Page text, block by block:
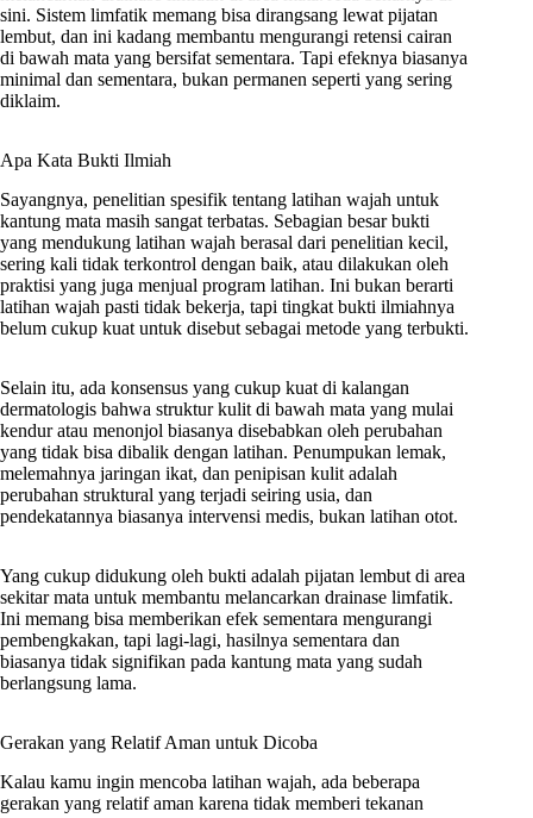
sini. Sistem limfatik memang bisa dirangsang lewat pijatan
lembut, dan ini kadang membantu mengurangi retensi cairan
di bawah mata yang bersifat sementara. Tapi efeknya biasanya
minimal dan sementara, bukan permanen seperti yang sering
diklaim.
Apa Kata Bukti Ilmiah
Sayangnya, penelitian spesifik tentang latihan wajah untuk
kantung mata masih sangat terbatas. Sebagian besar bukti
yang mendukung latihan wajah berasal dari penelitian kecil,
sering kali tidak terkontrol dengan baik, atau dilakukan oleh
praktisi yang juga menjual program latihan. Ini bukan berarti
latihan wajah pasti tidak bekerja, tapi tingkat bukti ilmiahnya
belum cukup kuat untuk disebut sebagai metode yang terbukti.
Selain itu, ada konsensus yang cukup kuat di kalangan
dermatologis bahwa struktur kulit di bawah mata yang mulai
kendur atau menonjol biasanya disebabkan oleh perubahan
yang tidak bisa dibalik dengan latihan. Penumpukan lemak,
melemahnya jaringan ikat, dan penipisan kulit adalah
perubahan struktural yang terjadi seiring usia, dan
pendekatannya biasanya intervensi medis, bukan latihan otot.
Yang cukup didukung oleh bukti adalah pijatan lembut di area
sekitar mata untuk membantu melancarkan drainase limfatik.
Ini memang bisa memberikan efek sementara mengurangi
pembengkakan, tapi lagi-lagi, hasilnya sementara dan
biasanya tidak signifikan pada kantung mata yang sudah
berlangsung lama.
Gerakan yang Relatif Aman untuk Dicoba
Kalau kamu ingin mencoba latihan wajah, ada beberapa
gerakan yang relatif aman karena tidak memberi tekanan